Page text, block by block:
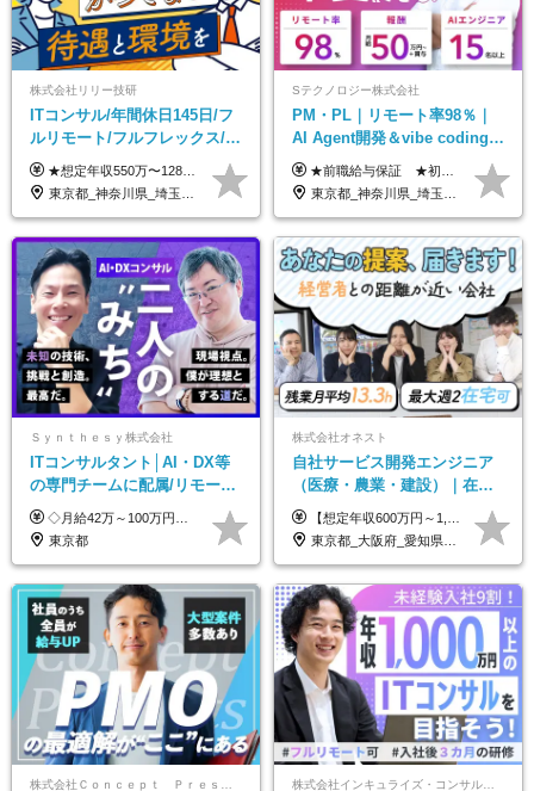
株式会社リリー技研
ITコンサル/年間休日145日/フ
ルリモート/フルフレックス/残
業基本なし/全国からの応募
OK/特別休暇あり
★想定年収550万〜1289万円 ■契約社員 月給45.8万〜71.6万円 ★想定年収688万〜1611万円 ■正社員 月給57.3万〜89.5万円 ※給与は経験・スキルを考慮の上、決定します。 ※試用期間3ヶ月（その間の給与・待遇に差異はありません）期間は短縮の可能性あり ※残業代は別途全額支給します 【★評価について★】 弊社では、1〜7の7段階からなる等級制を導入しています。 【★昇給の仕組み★】 等級が1段階上がるごとに、基本給の25％に相当する額が昇給されます。 評価は年2回実施されるため、年に2回の昇給チャンスがあります。 頑張りが正当に評価される、透明性の高い制度です。
東京都_神奈川県_埼玉県_千葉県_大阪府_愛知県_北海道_青森県_岩手県_宮城県_秋田県_山形県_福島県_茨城県_栃木県_群馬県_新潟県_山梨県_長野県_富山県_石川県_福井県_静岡県_岐阜県_三重県_兵庫県_京都府_滋賀県_奈良県_和歌山県_広島県_岡山県_鳥取県_島根県_山口県_徳島県_香川県_愛媛県_高知県_福岡県_熊本県_佐賀県_長崎県_大分県_宮崎県_鹿児島県_沖縄県
Sテクノロジー株式会社
PM・PL｜リモート率98％｜
AI Agent開発＆vibe coding｜
AIエンジニアチームをリード
★前職給与保証 ★初年度年収700～800万円も可能 月給50万円～90万円＋賞与年2回＋各種手当 ◎スキルや経験などを考慮。前職から給与アップをお約束します！ ◎上記月給には固定残業代30時間分(95000円～)を含みます。超過した場合は追加支給します ◎試用期間は6ヵ月あり。その間の給与・待遇に差異はありません
東京都_神奈川県_埼玉県_千葉県_大阪府_愛知県_北海道_青森県_岩手県_宮城県_秋田県_山形県_福島県_茨城県_栃木県_群馬県_新潟県_山梨県_長野県_富山県_石川県_福井県_静岡県_岐阜県_三重県_兵庫県_京都府_滋賀県_奈良県_和歌山県_広島県_岡山県_鳥取県_島根県_山口県_徳島県_香川県_愛媛県_高知県_福岡県_熊本県_佐賀県_長崎県_大分県_宮崎県_鹿児島県_沖縄県
Ｓｙｎｔｈｅｓｙ株式会社
ITコンサルタント│AI・DX等
の専門チームに配属/リモート
×フレックス/Big4と同水準の
給与・待遇
◇月給42万～100万円＋賞与年2回 └年収900～1600万円可能 ★☆年収例☆★ ◎37歳・元開発エンジニア └年収900万（2年後に年収150万UP実績） ◎40歳・元SierのPM └年収1400万（2年後に年収300万UP実績） ◎43歳・元コンサルタント └年収1600万（2年後に年収200万UP実績） ※経験・スキルを考慮し決定します ※試用期間3～6カ月あり（その間の待遇に差異はありません） 【固定残業代について】 なし（残業代は、実際の労働時間に応じて別途全額支給）
東京都
株式会社オネスト
自社サービス開発エンジニア
（医療・農業・建設）｜在宅
あり｜残業月平均13.3h｜年収
1000万可｜賞与年2回
【想定年収600万円～1,300万円】 ★賞与年2回＋勤務地手当＋残業手当（年平均残業時間にて算出）を含む ※基本給＋勤務地手当＋役職手当 ※勤務地手当：結婚の有無に関係なく、物価などの違いを考慮して全社員に支給されます 月給40万円～89万円 ＜各種手当＞ ■勤務地手当（東京2万円／月、大阪1万円／月、名古屋5000円／月） ■通勤手当（月額5万円まで） ■扶養手当（6,000円／扶養親族一人） ■役職手当（8,000円～15万円） ※残業代は1分単位で全額支給します ※経験やスキルを考慮し、当社規定により給与を決定します ※執行役員は年俸制となる場合があります
東京都_大阪府_愛知県_福岡県